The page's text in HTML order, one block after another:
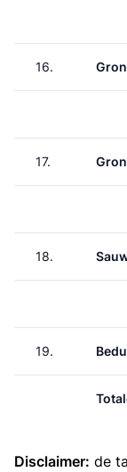
16.
17.
18.
19.
Disclaimer: de